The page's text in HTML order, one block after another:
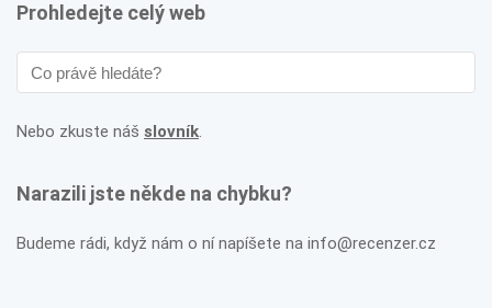
Prohledejte celý web
Nebo zkuste náš slovník.
Narazili jste někde na chybku?
Budeme rádi, když nám o ní napíšete na info@recenzer.cz